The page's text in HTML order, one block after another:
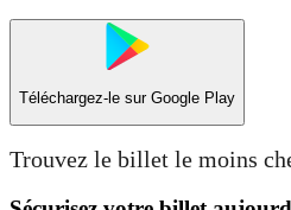
Téléchargez-le sur Google Play
Trouvez le billet le moins